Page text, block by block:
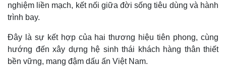
nghiệm liền mạch, kết nối giữa đời sống tiêu dùng và hành
trình bay.
Đây là sự kết hợp của hai thương hiệu tiên phong, cùng
hướng đến xây dựng hệ sinh thái khách hàng thân thiết
bền vững, mang đậm dấu ấn Việt Nam.